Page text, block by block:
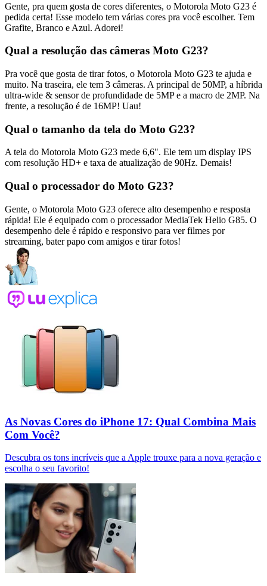
Gente, pra quem gosta de cores diferentes, o Motorola Moto G23 é
pedida certa! Esse modelo tem várias cores pra você escolher. Tem
Grafite, Branco e Azul. Adorei!
Qual a resolução das câmeras Moto G23?
Pra você que gosta de tirar fotos, o Motorola Moto G23 te ajuda e
muito. Na traseira, ele tem 3 câmeras. A principal de 50MP, a híbrida
ultra-wide & sensor de profundidade de 5MP e a macro de 2MP. Na
frente, a resolução é de 16MP! Uau!
Qual o tamanho da tela do Moto G23?
A tela do Motorola Moto G23 mede 6,6". Ele tem um display IPS
com resolução HD+ e taxa de atualização de 90Hz. Demais!
Qual o processador do Moto G23?
Gente, o Motorola Moto G23 oferece alto desempenho e resposta
rápida! Ele é equipado com o processador MediaTek Helio G85. O
desempenho dele é rápido e responsivo para ver filmes por
streaming, bater papo com amigos e tirar fotos!
As Novas Cores do iPhone 17: Qual Combina Mais
Com Você?
Descubra os tons incríveis que a Apple trouxe para a nova geração e
escolha o seu favorito!